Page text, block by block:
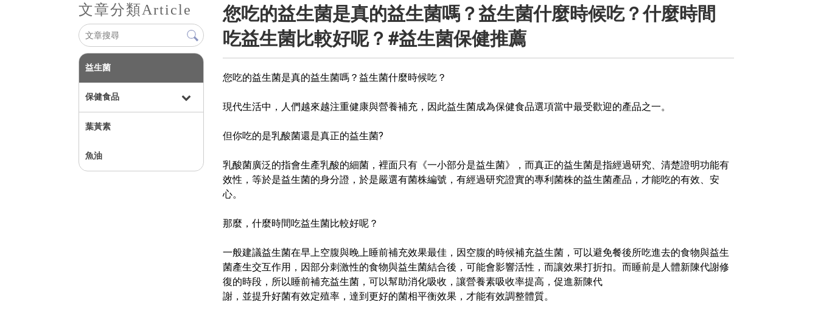
文章分類Article
益生菌
保健食品
葉黃素
魚油
您吃的益生菌是真的益生菌嗎？益生菌什麼時候吃？什麼時間
吃益生菌比較好呢？#益生菌保健推薦
您吃的益生菌是真的益生菌嗎？益生菌什麼時候吃？
現代生活中，人們越來越注重健康與營養補充，因此益生菌成為保健食品選項當中最受歡迎的產品之一。
但你吃的是乳酸菌還是真正的益生菌?
乳酸菌廣泛的指會生產乳酸的細菌，裡面只有《一小部分是益生菌》，而真正的益生菌是指經過研究、清楚證明功能有
效性，等於是益生菌的身分證，於是嚴選有菌株編號，有經過研究證實的專利菌株的益生菌產品，才能吃的有效、安
心。
那麼，什麼時間吃益生菌比較好呢？
一般建議益生菌在早上空腹與晚上睡前補充效果最佳，因空腹的時候補充益生菌，可以避免餐後所吃進去的食物與益生
菌產生交互作用，因部分刺激性的食物與益生菌結合後，可能會影響活性，而讓效果打折扣。而睡前是人體新陳代謝修
復的時段，所以睡前補充益生菌，可以幫助消化吸收，讓營養素吸收率提高，促進新陳代
謝，並提升好菌有效定殖率，達到更好的菌相平衡效果，才能有效調整體質。